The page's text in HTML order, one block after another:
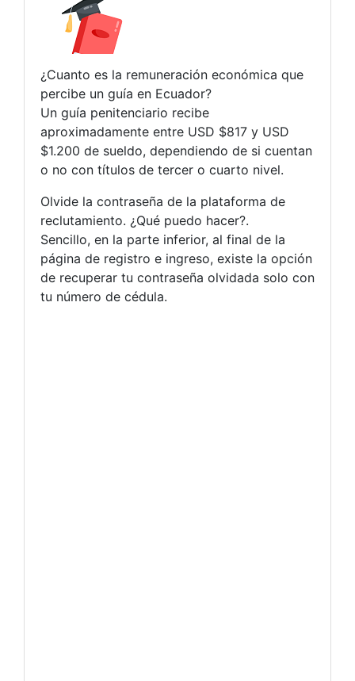
¿Cuanto es la remuneración económica que
percibe un guía en Ecuador?
Un guía penitenciario recibe
aproximadamente entre USD $817 y USD
$1.200 de sueldo, dependiendo de si cuentan
o no con títulos de tercer o cuarto nivel.
Olvide la contraseña de la plataforma de
reclutamiento. ¿Qué puedo hacer?.
Sencillo, en la parte inferior, al final de la
página de registro e ingreso, existe la opción
de recuperar tu contraseña olvidada solo con
tu número de cédula.